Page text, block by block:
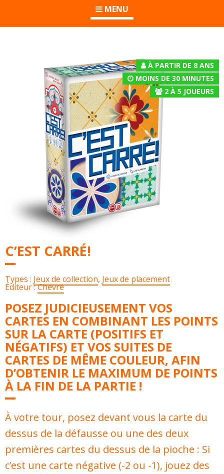
MENU
À PARTIR DE 8 ANS
MOINS DE 30 MINUTES
2 À 5 JOUEURS
C’EST CARRÉ!
Types : Jeux de collection, Jeux de placement
Éditeur :Chevre
POSEZ JUDICIEUSEMENT VOS
CARTES EN COMBINANT LES POINTS
SUR LA CARTE (POSITIFS ET
NÉGATIFS) ET VOS SUITES DE
CARTES DE MÊME COULEUR, AFIN
D’OBTENIR LE MAXIMUM DE POINTS
À LA FIN DE LA PARTIE !
À votre tour, posez devant vous la carte du
dessus de la défausse ou une des deux
premières cartes du dessus de la pioche : Si
c’est une carte négative (-2 ou -1), jouez des